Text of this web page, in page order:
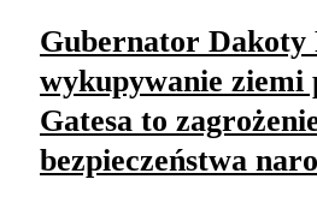
Gubernator Dakoty
wykupywanie ziemi
Gatesa to
bezpieczeństwa